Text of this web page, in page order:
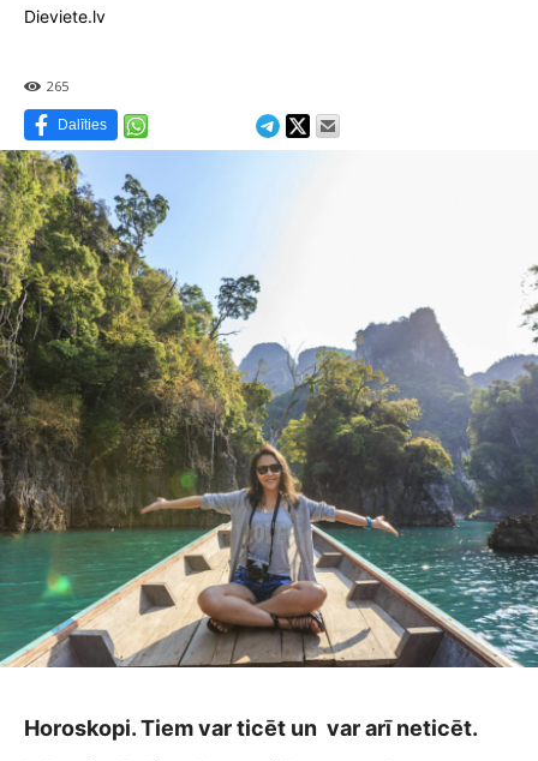
Dieviete.lv
265
Dalīties
Horoskopi. Tiem var ticēt un var arī neticēt.